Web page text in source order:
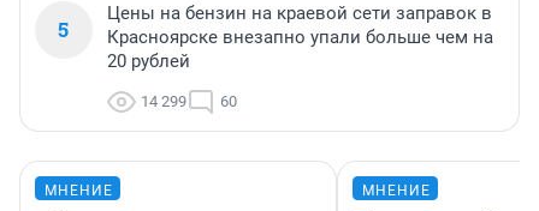
5
Цены на бензин на краевой сети заправок в
Красноярске внезапно упали больше чем на
20 рублей
14 299 60
МНЕНИЕ МНЕНИЕ